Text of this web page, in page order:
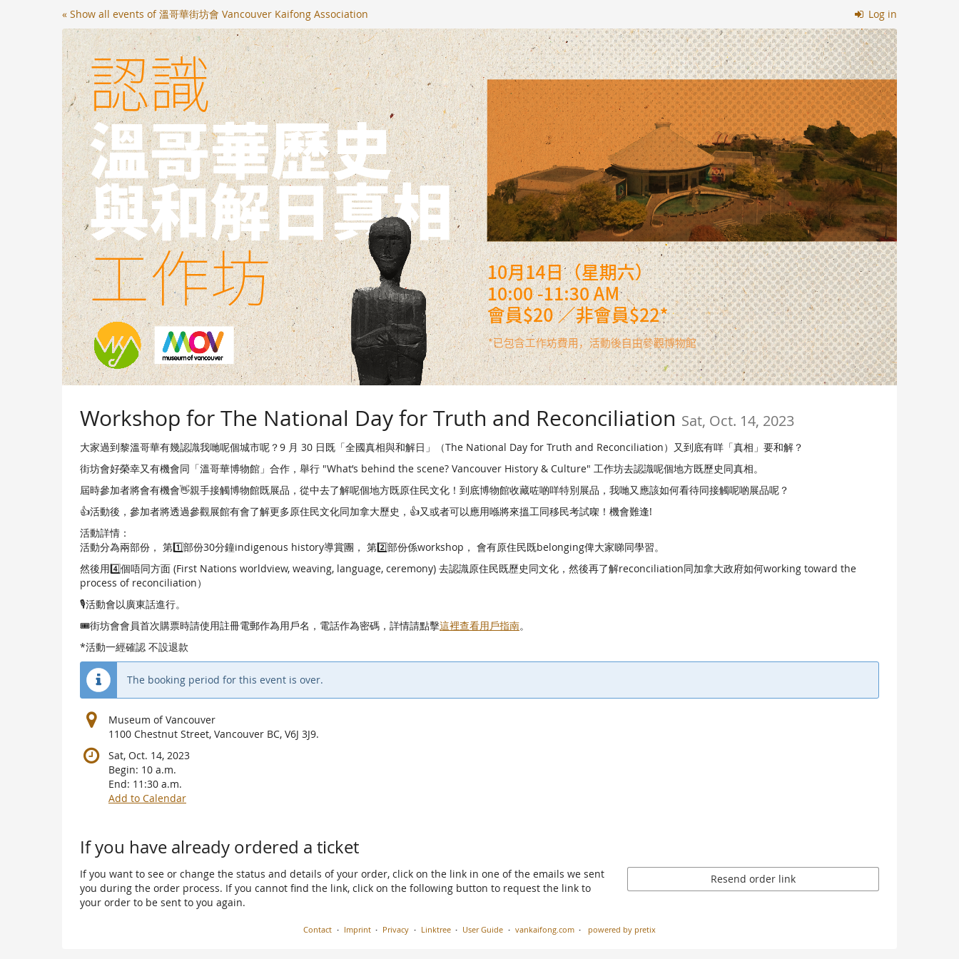
Log in
« Show all events of 溫哥華街坊會 Vancouver Kaifong Association
Workshop for The National Day for Truth and Reconciliation Sat, Oct. 14, 2023
大家過到黎溫哥華有幾認識我哋呢個城市呢？9 月 30 日既「全國真相與和解日」（The National Day for Truth and Reconciliation）又到底有咩「真相」要和解？
街坊會好榮幸又有機會同「溫哥華博物館」合作，舉行 "What’s behind the scene? Vancouver History & Culture" 工作坊去認識呢個地方既歷史同真相。
屆時參加者將會有機會👋親手接觸博物館既展品，從中去了解呢個地方既原住民文化！到底博物館收藏咗啲咩特別展品，我哋又應該如何看待同接觸呢啲展品呢？
👍活動後，參加者將透過參觀展館有會了解更多原住民文化同加拿大歷史，👍又或者可以應用喺將來搵工同移民考試㗎！機會難逢!
活動詳情：
活動分為兩部份， 第1️⃣部份30分鐘indigenous history導賞團， 第2️⃣部份係workshop， 會有原住民既belonging俾大家睇同學習。
然後用4️⃣個唔同方面 (First Nations worldview, weaving, language, ceremony) 去認識原住民既歷史同文化，然後再了解reconciliation同加拿大政府如何working toward the
process of reconciliation）
🎙️活動會以廣東話進行。
🎟️街坊會會員首次購票時請使用註冊電郵作為用戶名，電話作為密碼，詳情請點擊這裡查看用戶指南。
*活動一經確認 不設退款
The booking period for this event is over.
Museum of Vancouver
1100 Chestnut Street, Vancouver BC, V6J 3J9.
Sat, Oct. 14, 2023
Begin: 10 a.m.
End: 11:30 a.m.
Add to Calendar
If you have already ordered a ticket
If you want to see or change the status and details of your order, click on the link in one of the emails we sent
you during the order process. If you cannot find the link, click on the following button to request the link to
your order to be sent to you again.
Resend order link
Contact Imprint Privacy Linktree User Guide vankaifong.com powered by pretix